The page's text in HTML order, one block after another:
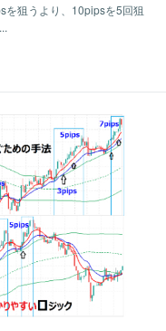
を狙うより、10pipsを5回狙